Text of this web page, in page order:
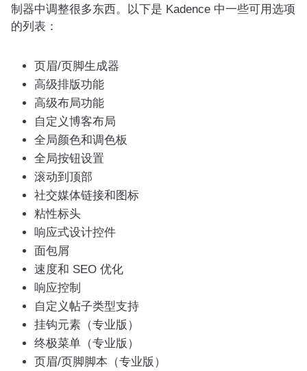
制器中调整很多东西。以下是 Kadence 中一些可用选项
的列表：
页眉/页脚生成器
高级排版功能
高级布局功能
自定义博客布局
全局颜色和调色板
全局按钮设置
滚动到顶部
社交媒体链接和图标
粘性标头
响应式设计控件
面包屑
速度和 SEO 优化
响应控制
自定义帖子类型支持
挂钩元素（专业版）
终极菜单（专业版）
页眉/页脚脚本（专业版）